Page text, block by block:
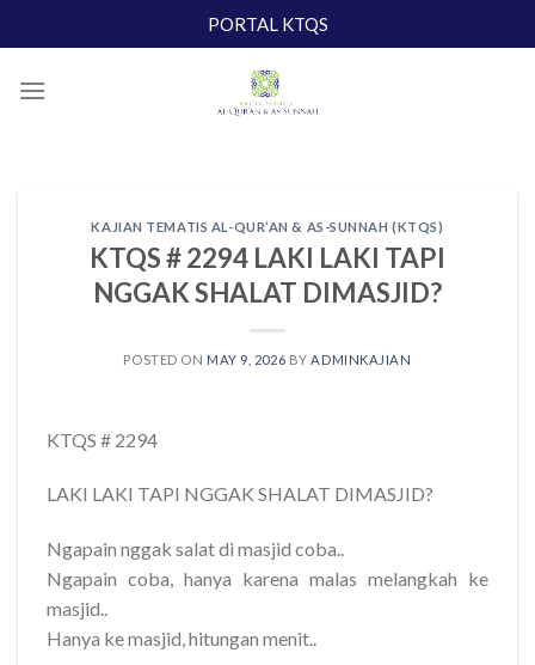
to
PORTAL KTQS
KAJIAN TEMATIS AL-QUR’AN & AS-SUNNAH (KTQS)
KTQS # 2294 LAKI LAKI TAPI
NGGAK SHALAT DIMASJID?
POSTED ON MAY 9, 2026 BY ADMINKAJIAN
KTQS # 2294
LAKI LAKI TAPI NGGAK SHALAT DIMASJID?
Ngapain nggak salat di masjid coba..
Ngapain coba, hanya karena malas melangkah ke
masjid..
Hanya ke masjid, hitungan menit..